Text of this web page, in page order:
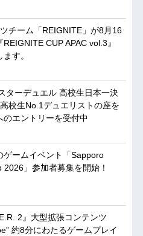
チーム「REIGNITE」が8月16
CUP APAC vol.3』
す。
ターデュエル 高校生日本一決
校生No.1デュエリストの座を
のエントリーを受付中
ゲームイベント「Sapporo
」参加者募集を開始！
2』大型拡張コンテンツ
約8分にわたるゲームプレイ